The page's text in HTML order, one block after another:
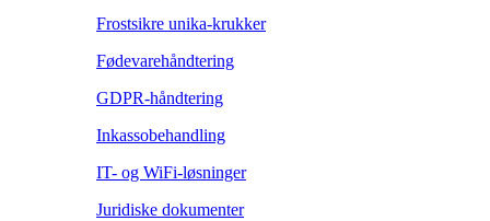
Frostsikre unika-krukker
Fødevarehåndtering
GDPR-håndtering
Inkassobehandling
IT- og WiFi-løsninger
Juridiske dokumenter